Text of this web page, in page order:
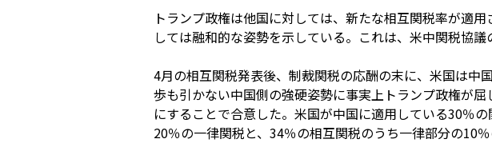
トランプ政権は他国に対しては、新たな相互関税率が適
しては融和的な姿勢を示している。これは、米中関税協
4月の相互関税発表後、制裁関税の応酬の末に、米国は
歩も引かない中国側の強硬姿勢に事実上トランプ政権が
にすることで合意した。米国が中国に適用している30％
20％の一律関税と、34％の相互関税のうち一律部分の10％